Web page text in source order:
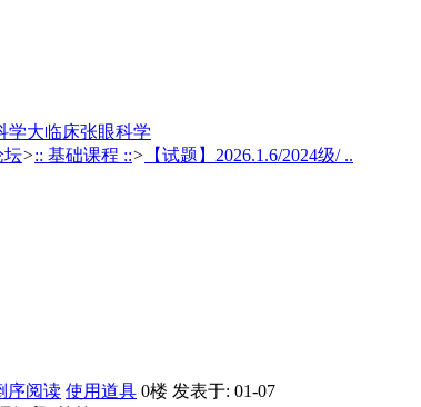
学大临床张眼科学
坛>:: 基础课程 ::> 【试题】2026.1.6/2024级/ ..
序阅读 使用道具 0楼 发表于: 01-07